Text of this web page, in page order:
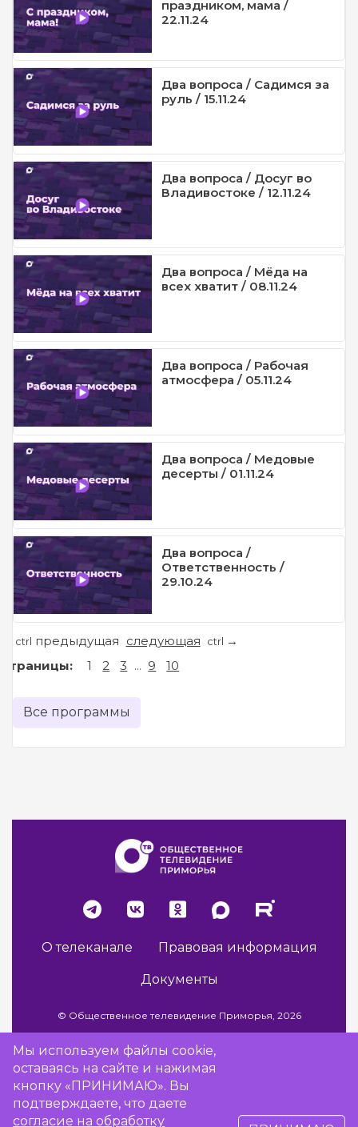
праздником, мама /
22.11.24
Два вопроса / Садимся за
руль / 15.11.24
Два вопроса / Досуг во
Владивостоке / 12.11.24
Два вопроса / Мёда на
всех хватит / 08.11.24
Два вопроса / Рабочая
атмосфера / 05.11.24
Два вопроса / Медовые
десерты / 01.11.24
Два вопроса /
Ответственность /
29.10.24
ctrl предыдущая следующая ctrl →
Страницы: 1 2 3 ... 9 10
Все программы
О телеканале Правовая информация
Документы
© Общественное телевидение Приморья, 2026
Разработка сайта -Vladweb
Мы используем файлы cookie,
оставаясь на сайте и нажимая
кнопку «ПРИНИМАЮ». Вы
подтверждаете, что даете
согласие на обработку